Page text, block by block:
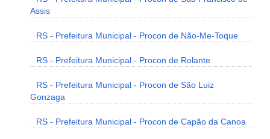
Assis
RS - Prefeitura Municipal - Procon de Não-Me-Toque
RS - Prefeitura Municipal - Procon de Rolante
RS - Prefeitura Municipal - Procon de São Luiz
Gonzaga
RS - Prefeitura Municipal - Procon de Capão da Canoa